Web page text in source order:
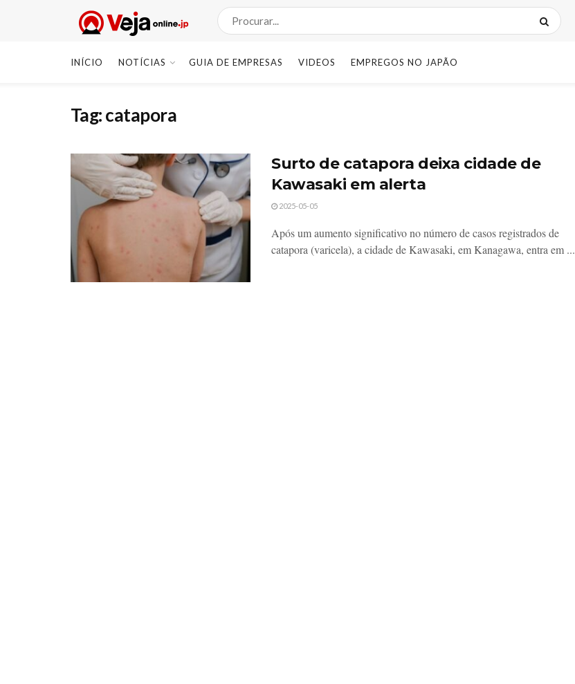
INÍCIO NOTÍCIAS GUIA DE EMPRESAS VIDEOS EMPREGOS NO JAPÃO
Tag:catapora
Surto de catapora deixa cidade de
Kawasaki em alerta
2025-05-05
Após um aumento significativo no número de casos registrados de
catapora (varicela), a cidade de Kawasaki, em Kanagawa, entra em ...